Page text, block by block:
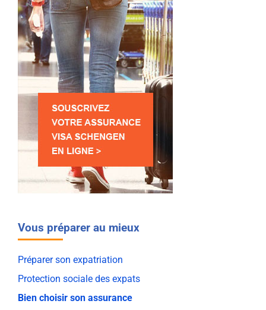
Vous préparer au mieux
Préparer son expatriation
Protection sociale des expats
Bien choisir son assurance